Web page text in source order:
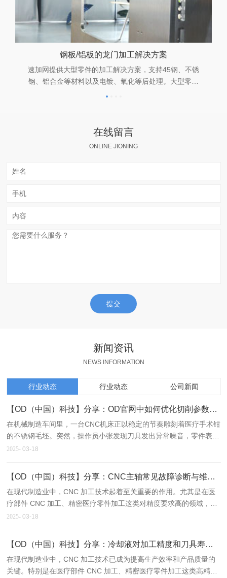
钢板/铝板的龙门加工解决方案
速加网提供大型零件的加工解决方案，支持45钢、不锈
钢、铝合金等材料以及电镀、氧化等后处理。大型零件
在线留言
ONLINE JIONING
提交
新闻资讯
NEWS INFORMATION
行业动态 行业动态 公司新闻
【OD（中国）科技】分享：OD官网中如何优化切削参数（转速、进给、切深）以提高效率？
在机械制造车间里，一台CNC机床正以稳定的节奏雕刻着医疗手术钳
的不锈钢毛坯。突然，操作员小张发现刀具发出异常噪音，零件表面
也出现了毛刺——转速过高导致刀具磨损加剧了。这样的场景每天都
似枯燥的参数里。
2025- 03-18
【OD（中国）科技】分享：CNC主轴常见故障诊断与维护方法
在现代制造业中，CNC 加工技术起着至关重要的作用。尤其是在医
疗部件 CNC 加工、精密医疗零件加工这类对精度要求高的领域，
CNC 机器的稳定运行直接关系到产品质量。而 CNC 主轴作为 CNC
CNC 主轴常见故障诊断与维护方法。
2025- 03-18
【OD（中国）科技】分享：冷却液对加工精度和刀具寿命的影响
在现代制造业中，CNC 加工技术已成为提高生产效率和产品质量的
关键。特别是在医疗部件 CNC 加工、精密医疗零件加工这类高精度